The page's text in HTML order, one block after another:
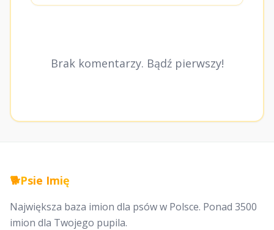
Brak komentarzy. Bądź pierwszy!
🐕Psie Imię
Największa baza imion dla psów w Polsce. Ponad 3500
imion dla Twojego pupila.